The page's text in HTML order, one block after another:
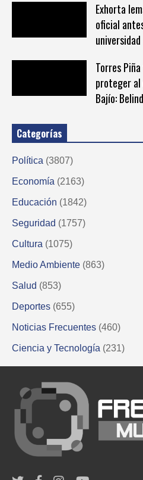
Exhorta
oficial
universidad
Torres
proteger al
Bajío:
Categorías
Política (3807)
Economía (2163)
Educación (1842)
Seguridad (1757)
Cultura (1075)
Medio Ambiente (863)
Salud (853)
Deportes (655)
Noticias Frecuentes (460)
Ciencia y Tecnología (231)